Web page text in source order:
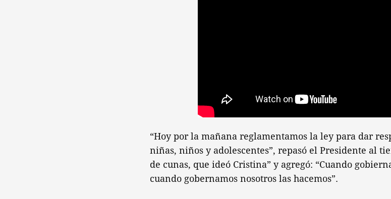
“Hoy por la mañana reglamentamos la ley para dar
niñas, niños y adolescentes”, repasó el Presidente al
de cunas, que ideó Cristina” y agregó: “Cuando
cuando gobernamos nosotros las hacemos”.